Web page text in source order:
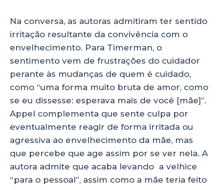
Na conversa, as autoras admitiram ter sentido
irritação resultante da convivência com o
envelhecimento. Para Timerman, o
sentimento vem de frustrações do cuidador
perante às mudanças de quem é cuidado,
como “uma forma muito bruta de amor, como
se eu dissesse: esperava mais de você [mãe]”.
Appel complementa que sente culpa por
eventualmente reagir de forma irritada ou
agressiva ao envelhecimento da mãe, mas
que percebe que age assim por se ver nela. A
autora admite que acaba levando a velhice
“para o pessoal”, assim como a mãe teria feito